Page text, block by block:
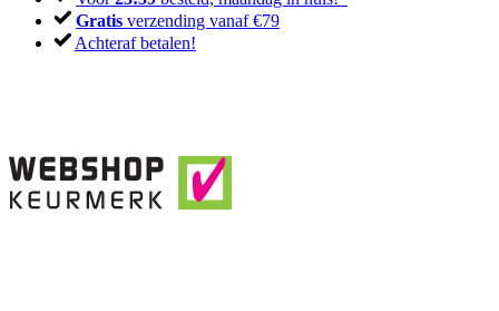
Gratis verzending vanaf €79
Achteraf betalen!